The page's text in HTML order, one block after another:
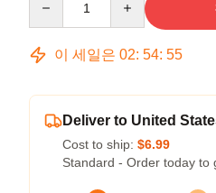
이 세일은 02: 54: 54
Deliver to United
Cost to ship: $6.99
Standard - Order today to